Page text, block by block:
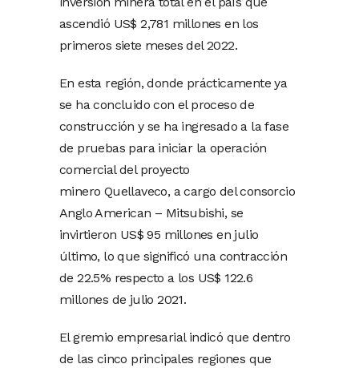
ascendió US$ 2,781 millones en los
primeros siete meses del 2022.
En esta región, donde prácticamente ya
se ha concluido con el proceso de
construcción y se ha ingresado a la fase
de pruebas para iniciar la operación
comercial del proyecto
minero Quellaveco, a cargo del consorcio
Anglo American – Mitsubishi, se
invirtieron US$ 95 millones en julio
último, lo que significó una contracción
de 22.5% respecto a los US$ 122.6
millones de julio 2021.
El gremio empresarial indicó que dentro
de las cinco principales regiones que